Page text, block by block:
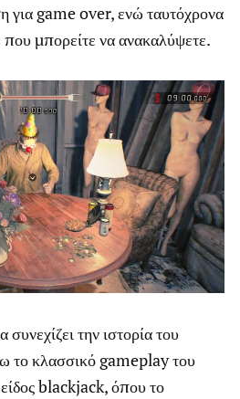
για game over, ενώ ταυτόχρονα
μπορείτε να ανακαλύψετε.
την ιστορία του
το κλασσικό gameplay του
είδος blackjack, όπου το